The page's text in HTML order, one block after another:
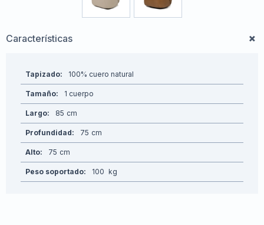
Características
Tapizado 100% cuero natural
Tamaño 1 cuerpo
Largo 85
Profundidad 75
Alto 75
Peso soportado 100